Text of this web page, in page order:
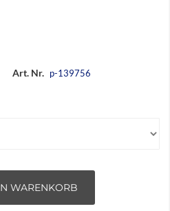
Art. Nr. p-139756
WARENKORB